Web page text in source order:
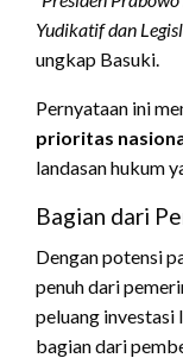
Yudikatif dan
ungkap Basuki.
Pernyataan ini
prioritas
landasan hukum
Bagian dari
Dengan potensi
penuh dari
peluang investasi
bagian dari